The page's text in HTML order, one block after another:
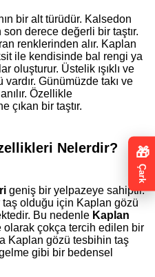
bir alt türüdür. Kalsedon
derece değerli bir taştır.
renklerinden alır. Kaplan
ile kendisinde bal rengi ya
oluşturur. Üstelik ışıklı ve
Günümüzde takı ve
Özellikle
çıkan bir taştır.
Nelerdir?
geniş bir yelpazeye sahiptir.
olduğu için Kaplan gözü
Bu nedenle Kaplan
olarak çokça tercih edilen bir
Kaplan gözü tesbihin taş
gibi bir bedensel
🎁
Çark